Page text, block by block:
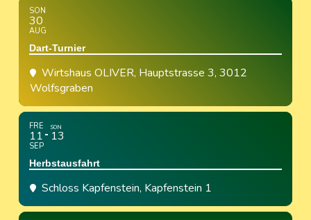
SON
30
AUG
Dart-Turnier
Wirtshaus OLIVER, Hauptstrasse 3, 3012
Wolfsgraben
FRE
11
SEP
SON
13
Herbstausfahrt
Schloss Kapfenstein, Kapfenstein 1